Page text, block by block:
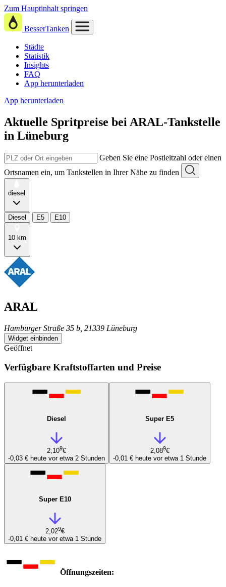
Zum Hauptinhalt springen
BesserTanken
Städte
Statistik
Insights
FAQ
App herunterladen
App herunterladen
Aktuelle Spritpreise bei ARAL-Tankstelle
in Lüneburg
Geben Sie eine Postleitzahl oder einen
Ortsnamen ein, um Tankstellen in Ihrer Nähe zu finden
diesel
Diesel E5 E10
10 km
ARAL
Hamburger Straße 35 b, 21339 Lüneburg
Widget einbinden
Geöffnet
Verfügbare Kraftstoffarten und Preise
Diesel
2,109€
-0,03 € heute vor etwa 2 Stunden
Super E5
2,089€
-0,01 € heute vor etwa 1 Stunde
Super E10
2,029€
-0,01 € heute vor etwa 1 Stunde
Öffnungszeiten: